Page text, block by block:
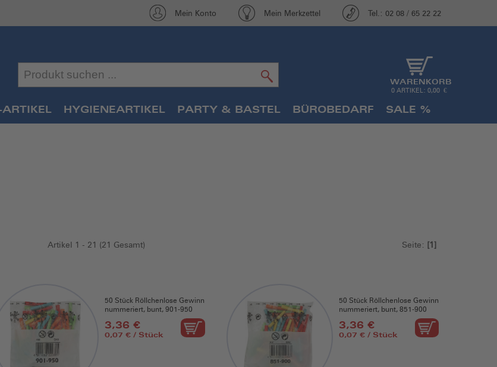
Tel.: 02 08 / 65 22 22
Mein Merkzettel
Mein Konto
WARENKORB
0 ARTIKEL: 0,00 €
ARTIKEL HYGIENEARTIKEL PARTY & BASTEL BÜROBEDARF SALE %
Artikel 1 - 21 (21 Gesamt) Seite: [1]
50 Stück Röllchenlose Gewinn
nummeriert, bunt, 901-950
3,36 €
0,07 € / Stück
50 Stück Röllchenlose Gewinn
nummeriert, bunt, 851-900
3,36 €
0,07 € / Stück